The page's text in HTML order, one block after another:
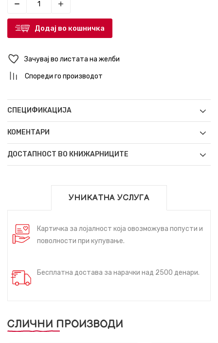
Додај во кошничка
Зачувај во листата на желби
Спореди го производот
СПЕЦИФИКАЦИЈА
КОМЕНТАРИ
ДОСТАПНОСТ ВО КНИЖАРНИЦИТЕ
УНИКАТНА УСЛУГА
Картичка за лојалност која овозможува попусти и
поволности при купување.
Бесплатна достава за нарачки над 2500 денари.
СЛИЧНИ ПРОИЗВОДИ